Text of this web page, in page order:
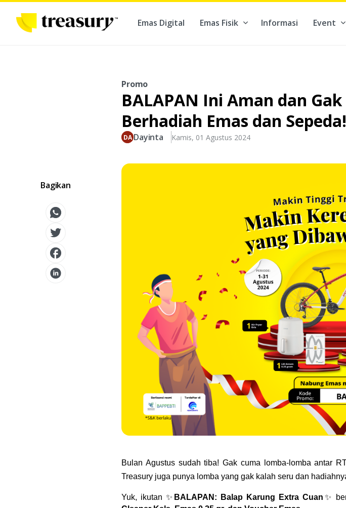
Emas Digital Emas Fisik Informasi Event
Bagikan
Promo
BALAPAN Ini Aman dan
Berhadiah Emas dan
Dayinta Kamis, 01 Agustus 2024
Bulan Agustus sudah tiba! Gak cuma lomba-lomba antar
Treasury juga punya lomba yang gak kalah seru dan
Yuk, ikutan ✨ BALAPAN: Balap Karung Extra Cuan ✨